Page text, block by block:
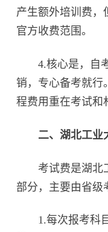
产生额外培训费，
官方收费范围。
4.核心是，自考
销，专心备考就行
程费用重在考试和
二、湖北工业
考试费是湖北
部分，主要由省级
1.每次报考科目